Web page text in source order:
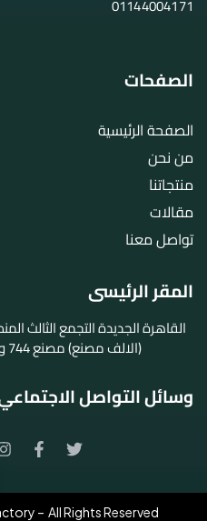
01144004171
الصفحات
الصفحة الرئيسية
من نحن
منتجاتنا
مقالات
تواصل معنا
المقر الرئيسى
القاهرة الجديدة التجمع الثالث
(الالف مصنع) مصنع 744 و 602
وسائل التواصل
– All Rights Reserved